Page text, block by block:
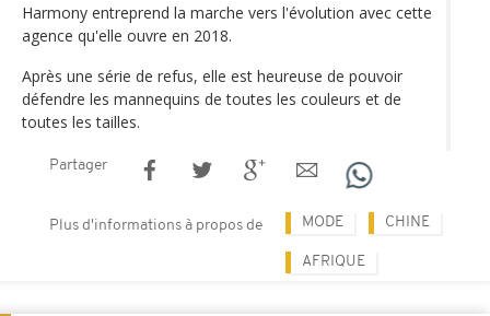
Harmony entreprend la marche vers l'évolution avec cette
agence qu'elle ouvre en 2018.
Après une série de refus, elle est heureuse de pouvoir
défendre les mannequins de toutes les couleurs et de
toutes les tailles.
Partager
Plus d'informations à propos de MODE CHINE
AFRIQUE